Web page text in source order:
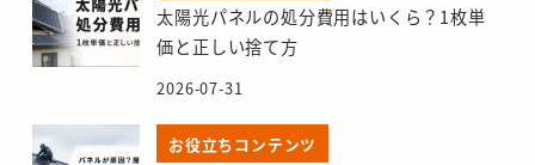
太陽光パネルの処分費用はいくら？1枚単
価と正しい捨て方
2026-07-31
お役立ちコンテンツ